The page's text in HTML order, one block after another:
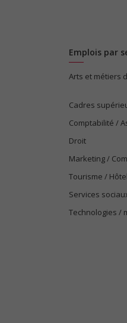
Emplois par
Arts et métiers
Cadres
Comptabilité /
Droit
Marketing /
Tourisme /
Services
Technologies /